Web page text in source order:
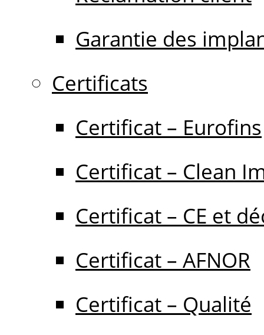
Garantie des
Certificats
Certificat – Eurofins
Certificat – Clean
Certificat – CE et
Certificat – AFNOR
Certificat – Qualité